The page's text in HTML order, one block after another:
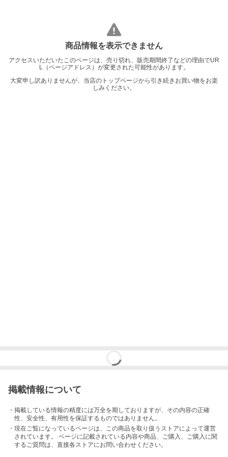
商品情報を表示できません
アクセスいただいたこのページは、売り切れ、販売期間終了などの理由でUR
L（ページアドレス）が変更された可能性があります。
大変申し訳ありませんが、当店のトップページから引き続きお買い物をお楽
しみください。
掲載情報について
・掲載している情報の精度には万全を期しておりますが、その内容の正確
性、安全性、有用性を保証するものではありません。
・現在ご覧になっているページは、この商品を取り扱うストアによって運営
されています。 ページに記載されている内容や商品、ご購入 、ご購入に関
するご質問は、直接各ストアにお問い合わせください。